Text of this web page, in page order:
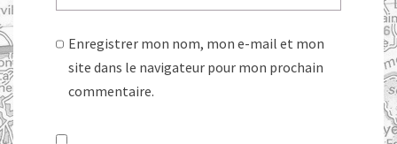
Enregistrer mon nom, mon e-mail et mon
site dans le navigateur pour mon prochain
commentaire.